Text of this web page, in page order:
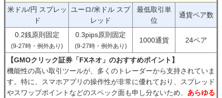
米ドル/円 スプレッ
ド
ユーロ/米ドル スプ
レッド
最低取引単
位
通貨ペア数
0.2銭原則固定
(9-27時・例外あり)
0.3pips原則固定
(9-27時・例外あり)
1000通貨 24ペア
【GMOクリック証券「FXネオ」のおすすめポイント】
機能性の高い取引ツールが、多くのトレーダーから支持されていま
す。特に、スマホアプリの操作性が非常に優れており、スプレッド
やスワップポイントなどのスペック面も申し分ないため、 あらゆる